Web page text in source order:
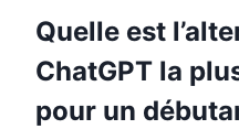
Quelle est
ChatGPT la
pour un